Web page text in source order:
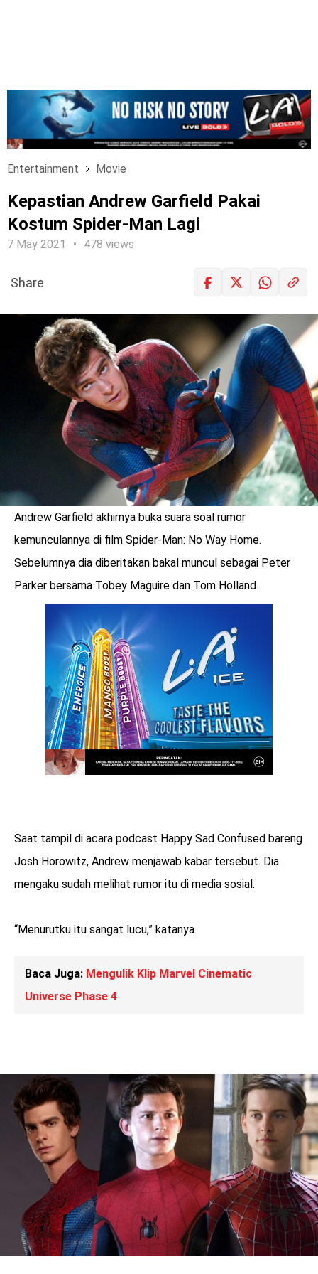
Entertainment Movie
Kepastian Andrew Garfield Pakai
Kostum Spider-Man Lagi
7 May 2021 478 views
benefit
menarik
Share
Andrew Garfield akhirnya buka suara soal rumor
kemunculannya di film Spider-Man: No Way Home.
Sebelumnya dia diberitakan bakal muncul sebagai Peter
Parker bersama Tobey Maguire dan Tom Holland.
Saat tampil di acara podcast Happy Sad Confused bareng
Josh Horowitz, Andrew menjawab kabar tersebut. Dia
mengaku sudah melihat rumor itu di media sosial.
“Menurutku itu sangat lucu,” katanya.
Baca Juga: Mengulik Klip Marvel Cinematic
Universe Phase 4